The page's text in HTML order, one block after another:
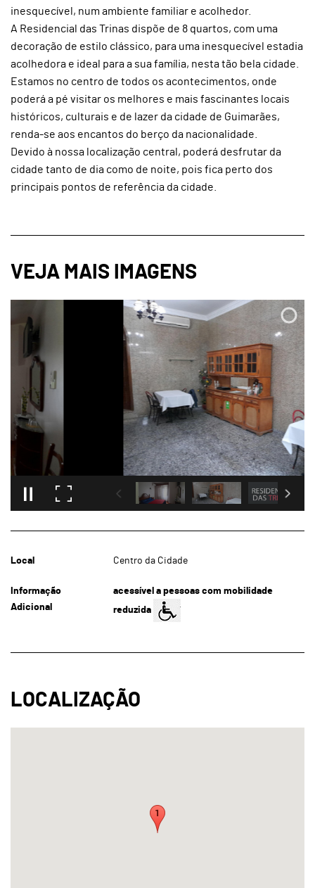
inesquecível, num ambiente familiar e acolhedor.
A Residencial das Trinas dispõe de 8 quartos, com uma
decoração de estilo clássico, para uma inesquecível estadia
acolhedora e ideal para a sua família, nesta tão bela cidade.
Estamos no centro de todos os acontecimentos, onde
poderá a pé visitar os melhores e mais fascinantes locais
históricos, culturais e de lazer da cidade de Guimarães,
renda-se aos encantos do berço da nacionalidade.
Devido à nossa localização central, poderá desfrutar da
cidade tanto de dia como de noite, pois fica perto dos
principais pontos de referência da cidade.
Local Centro da Cidade
Informação
Adicional
acessível a pessoas com mobilidade
reduzida